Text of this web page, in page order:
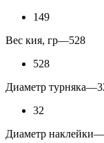
149
Вес кия, гр—528
528
Диаметр турняка—
32
Диаметр наклейки—